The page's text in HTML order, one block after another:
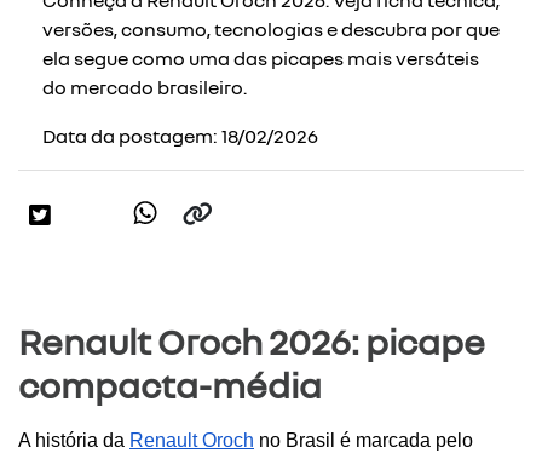
versões, consumo, tecnologias e descubra por que
ela segue como uma das picapes mais versáteis
do mercado brasileiro.
Data da postagem: 18/02/2026
Renault Oroch 2026: picape
compacta-média
A história da Renault Oroch no Brasil é marcada pelo